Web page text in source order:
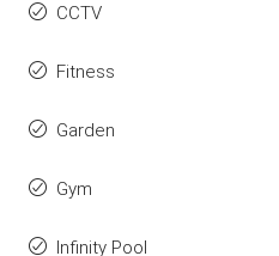
CCTV
Fitness
Garden
Gym
Infinity Pool